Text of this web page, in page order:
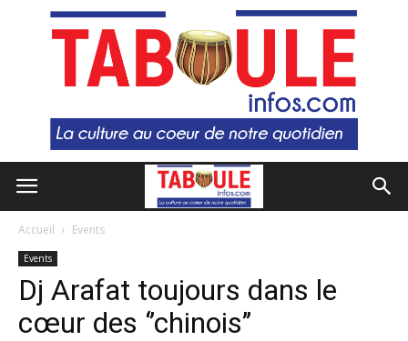
Accueil Events
Events
Dj Arafat toujours dans le
cœur des ‘’chinois’’